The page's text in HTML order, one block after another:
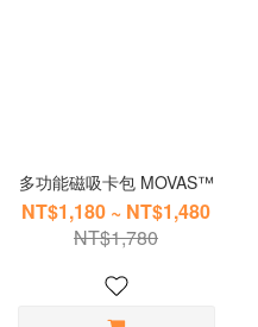
多功能磁吸卡包 MOVAS™
NT$1,180 ~ NT$1,480
NT$1,780